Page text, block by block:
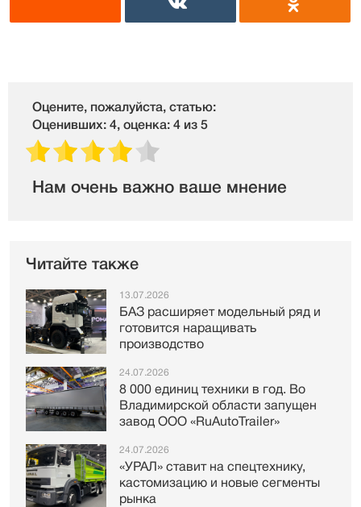
Оцените, пожалуйста, статью:
Оценивших: 4, оценка: 4 из 5
Нам очень важно ваше мнение
Читайте также
13.07.2026
БАЗ расширяет модельный ряд и
готовится наращивать
производство
24.07.2026
8 000 единиц техники в год. Во
Владимирской области запущен
завод ООО «RuAutoTrailer»
24.07.2026
«УРАЛ» ставит на спецтехнику,
кастомизацию и новые сегменты
рынка